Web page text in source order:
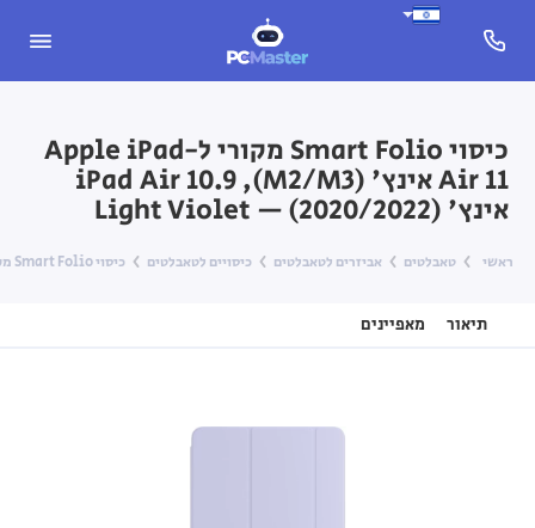
כיסוי Smart Folio מקורי ל-Apple iPad
Air 11 אינץ' (M2/M3), iPad Air 10.9
אינץ' (2020/2022) — Light Violet
ראשי טאבלטים אביזרים לטאבלטים כיסויים לטאבלטים כיסוי Smart Folio מקורי ל-Apple iPad Air 11 אינץ' (M2/M3), iPad Air 10.9 אינץ' (2020/2022) — Light Violet
תיאור מאפיינים